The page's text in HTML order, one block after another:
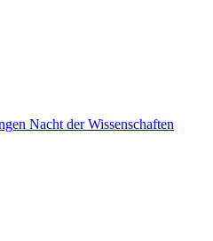
Nacht der Wissenschaften